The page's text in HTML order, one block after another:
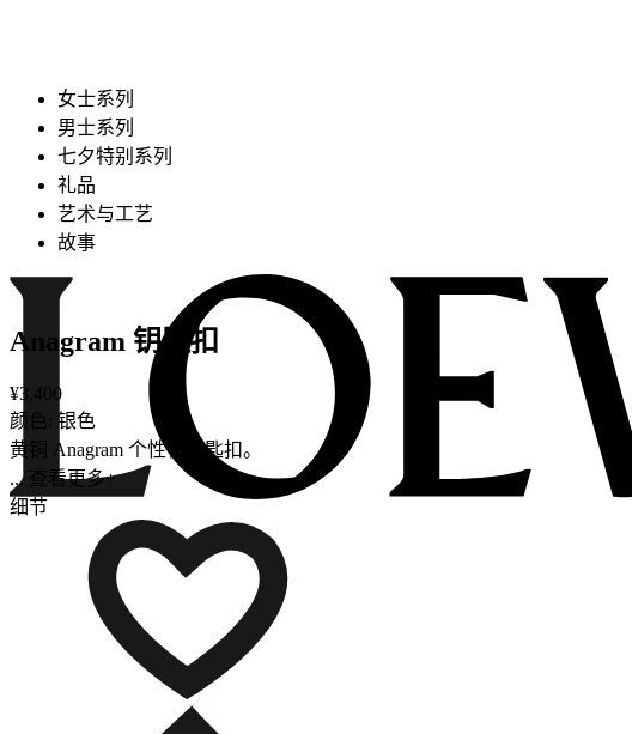
女士系列
男士系列
七夕特别系列
礼品
艺术与工艺
故事
Anagram 钥匙扣
¥3,400
颜色: 银色
黄铜 Anagram 个性化钥匙扣。
... 查看更多+
细节